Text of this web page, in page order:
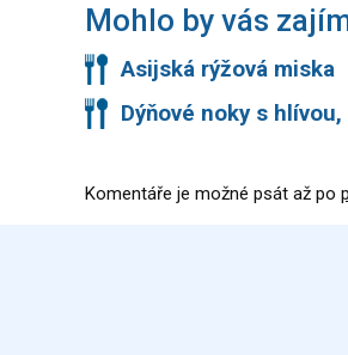
Mohlo by vás
Asijská rýžová miska
Dýňové noky s
Komentáře je možné psát až po